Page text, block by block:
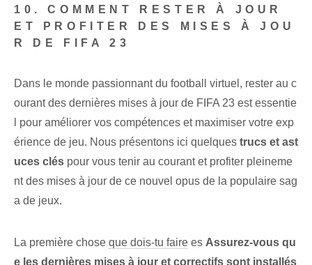
10. COMMENT RESTER À JOUR
ET PROFITER DES MISES À JOU
R DE FIFA 23
Dans le monde passionnant du football virtuel, rester au c
ourant des dernières mises à jour de FIFA 23 est essentie
l pour améliorer vos compétences et maximiser votre exp
érience de jeu. Nous présentons ici quelques trucs et ast
uces clés pour vous tenir au courant et profiter pleineme
nt des mises à jour de ce nouvel opus de la populaire sag
a de jeux.
La première chose que dois-tu faire es Assurez-vous qu
e les dernières mises à jour et correctifs sont installés